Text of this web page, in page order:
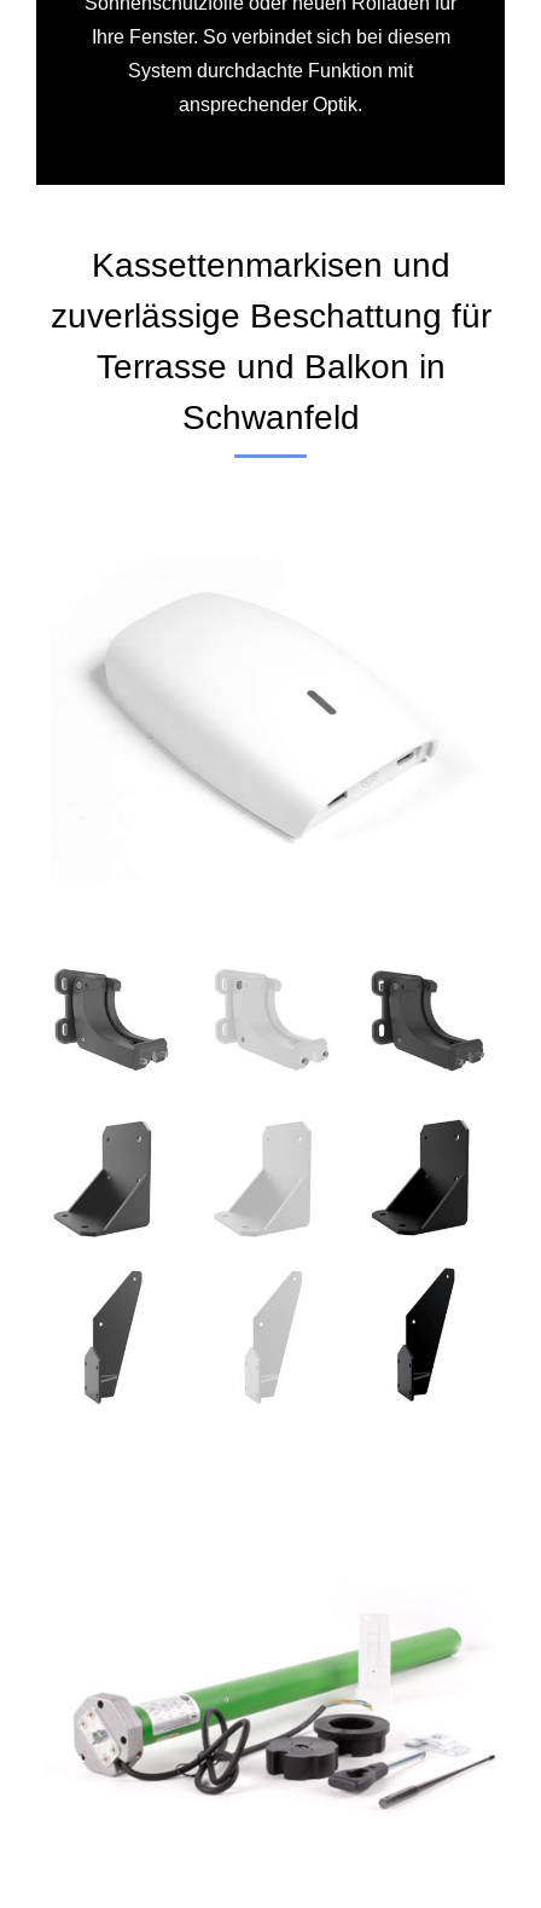
Ihre Fenster. So verbindet sich bei diesem
System durchdachte Funktion mit
ansprechender Optik.
Kassettenmarkisen und
zuverlässige Beschattung für
Terrasse und Balkon in
Schwanfeld